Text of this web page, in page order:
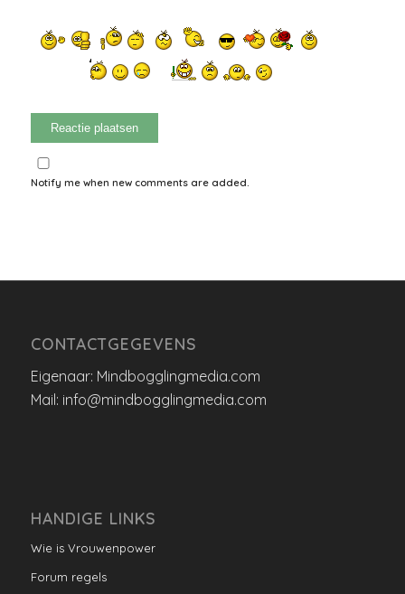
Notify me when new comments are added.
CONTACTGEGEVENS
Eigenaar: Mindbogglingmedia.com
Mail: info@mindbogglingmedia.com
HANDIGE LINKS
Wie is Vrouwenpower
Forum regels